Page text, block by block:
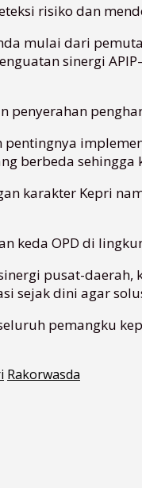
risiko dan
mulai dari
sinergi
berbeda sehingga
karakter Kepri
keda OPD di
pusat-
sejak dini agar
pemangku
Rakorwasda